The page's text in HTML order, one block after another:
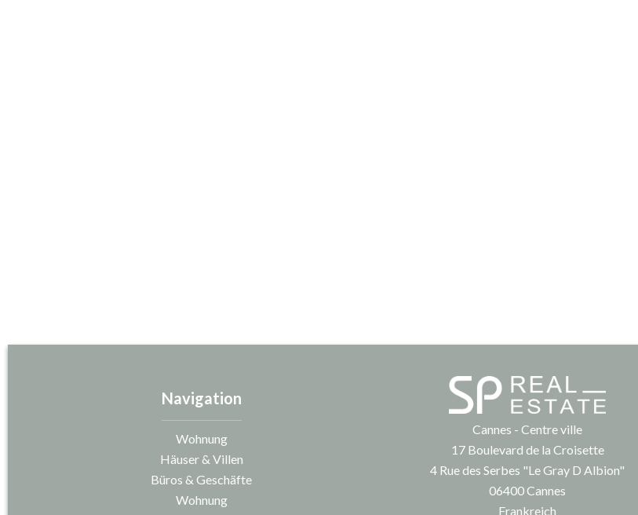
Navigation
Wohnung
Häuser & Villen
Büros & Geschäfte
Wohnung
Cannes - Centre ville
17 Boulevard de la Croisette
4 Rue des Serbes "Le Gray D Albion"
06400Cannes
Frankreich